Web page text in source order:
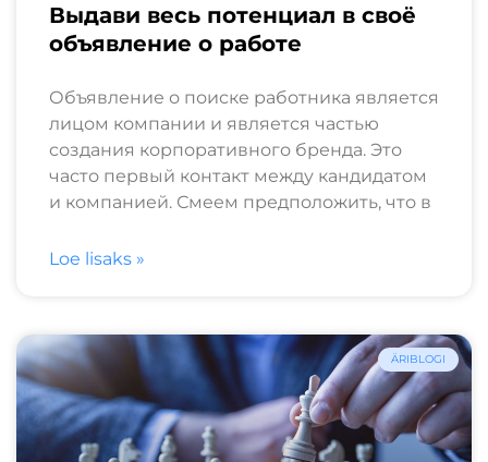
Выдави весь потенциал в своё
объявление о работе
Объявление о поиске работника является
лицом компании и является частью
создания корпоративного бренда. Это
часто первый контакт между кандидатом
и компанией. Смеем предположить, что в
Loe lisaks »
ÄRIBLOGI